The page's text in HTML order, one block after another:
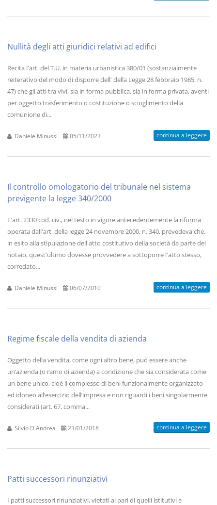
Nullità degli atti giuridici relativi ad edifici
Recita l'art. del T.U. in materia urbanistica 380/01 (sostanzialmente
reiterativo del modo di disporre dell' della Legge 28 febbraio 1985, n.
47) che gli atti tra vivi, sia in forma pubblica, sia in forma privata, aventi
per oggetto trasferimento o costituzione o scioglimento della
comunione di...
Daniele Minussi 05/11/2023 continua a leggere
Il controllo omologatorio del tribunale nel sistema
previgente la legge 340/2000
L'art. 2330 cod. civ., nel testo in vigore antecedentemente la riforma
operata dall'art. della legge 24 novembre 2000, n. 340, prevedeva che,
in esito alla stipulazione dell'atto costitutivo della società da parte del
notaio, quest'ultimo dovesse provvedere a sottoporre l'atto stesso,
corredato...
Daniele Minussi 06/07/2010 continua a leggere
Regime fiscale della vendita di azienda
Oggetto della vendita, come ogni altro bene, può essere anche
un’azienda (o ramo di azienda) a condizione che sia considerata come
un bene unico, cioè il complesso di beni funzionalmente organizzato
ed idoneo all’esercizio dell’impresa e non riguardi i beni singolarmente
considerati (art. 67, comma...
Silvio D Andrea 23/01/2018 continua a leggere
Patti successori rinunziativi
I patti successori rinunziativi, vietati al pari di quelli istitutivi e